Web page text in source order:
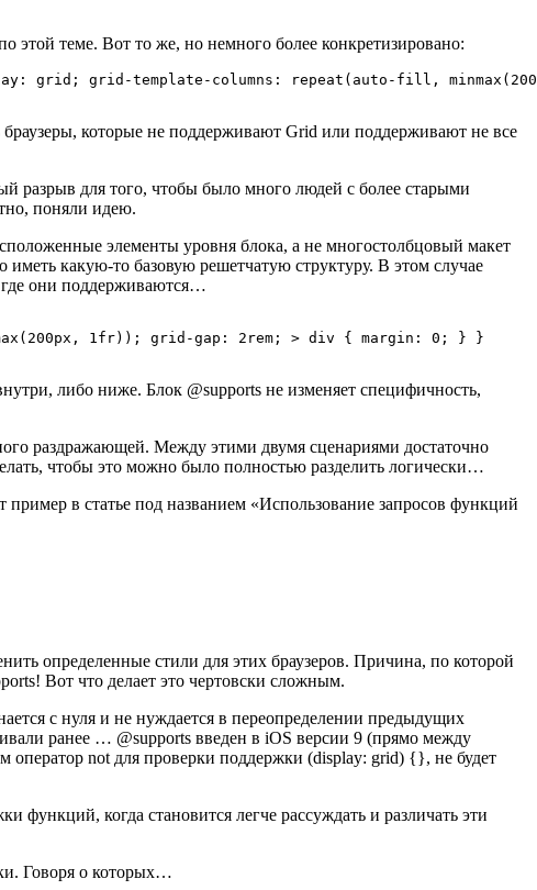
этой теме. Вот то же, но немного более конкретизировано:
grid; grid-template-columns: repeat(auto-fill,
которые не поддерживают Grid или поддерживают не все
разрыв для того, чтобы было много людей с более старыми
поняли идею.
элементы уровня блока, а не многостолбцовый макет
какую-то базовую решетчатую структуру. В этом случае
они поддерживаются…
1fr)); grid-gap: 2rem; > div { margin: 0; } }
либо ниже. Блок @supports не изменяет специфичность,
раздражающей. Между этими двумя сценариями достаточно
чтобы это можно было полностью разделить логически…
в статье под названием «Использование запросов функций
определенные стили для этих браузеров. Причина, по которой
Вот что делает это чертовски сложным.
с нуля и не нуждается в переопределении предыдущих
ранее … @supports введен в iOS версии 9 (прямо между
оператор not для проверки поддержки (display: grid) {}, не будет
функций, когда становится легче рассуждать и различать эти
Говоря о которых…